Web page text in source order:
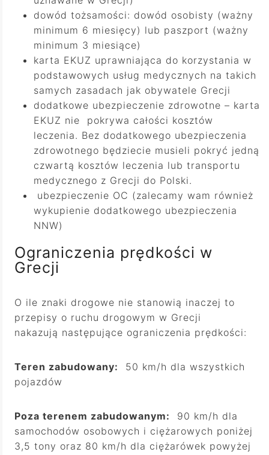
dowód tożsamości: dowód osobisty (ważny
minimum 6 miesięcy) lub paszport (ważny
minimum 3 miesiące)
karta EKUZ uprawniająca do korzystania w
podstawowych usług medycznych na takich
samych zasadach jak obywatele Grecji
dodatkowe ubezpieczenie zdrowotne – karta
EKUZ nie pokrywa całości kosztów
leczenia. Bez dodatkowego ubezpieczenia
zdrowotnego będziecie musieli pokryć jedną
czwartą kosztów leczenia lub transportu
medycznego z Grecji do Polski.
ubezpieczenie OC (zalecamy wam również
wykupienie dodatkowego ubezpieczenia
NNW)
Ograniczenia prędkości w
Grecji
O ile znaki drogowe nie stanowią inaczej to
przepisy o ruchu drogowym w Grecji
nakazują następujące ograniczenia prędkości:
Teren zabudowany: 50 km/h dla wszystkich
pojazdów
Poza terenem zabudowanym: 90 km/h dla
samochodów osobowych i ciężarowych poniżej
3,5 tony oraz 80 km/h dla ciężarówek powyżej